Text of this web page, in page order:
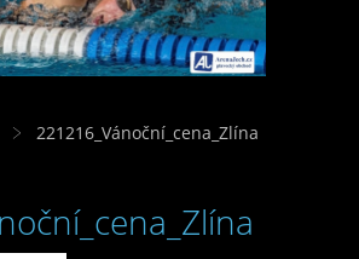
221216_Vánoční_cena_Zlína